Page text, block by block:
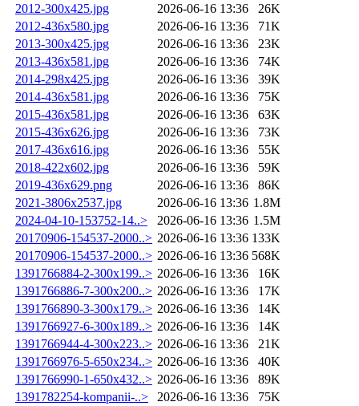
2012-300x425.jpg
2026-06-16 13:36
26K
2012-436x580.jpg
2026-06-16 13:36
71K
2013-300x425.jpg
2026-06-16 13:36
23K
2013-436x581.jpg
2026-06-16 13:36
74K
2014-298x425.jpg
2026-06-16 13:36
39K
2014-436x581.jpg
2026-06-16 13:36
75K
2015-436x581.jpg
2026-06-16 13:36
63K
2015-436x626.jpg
2026-06-16 13:36
73K
2017-436x616.jpg
2026-06-16 13:36
55K
2018-422x602.jpg
2026-06-16 13:36
59K
2019-436x629.png
2026-06-16 13:36
86K
2021-3806x2537.jpg
2026-06-16 13:36 1.8M
2024-04-10-153752-14..>
2026-06-16 13:36 1.5M
20170906-154537-2000..> 2026-06-16 13:36 133K
20170906-154537-2000..> 2026-06-16 13:36 568K
1391766884-2-300x199..> 2026-06-16 13:36
16K
1391766886-7-300x200..> 2026-06-16 13:36
17K
1391766890-3-300x179..> 2026-06-16 13:36
14K
1391766927-6-300x189..> 2026-06-16 13:36
14K
1391766944-4-300x223..> 2026-06-16 13:36
21K
1391766976-5-650x234..> 2026-06-16 13:36
40K
1391766990-1-650x432..> 2026-06-16 13:36
89K
1391782254-kompanii-..>
2026-06-16 13:36
75K